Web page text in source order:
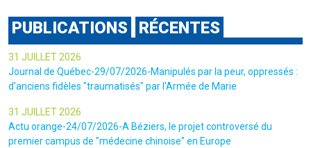
PUBLICATIONS RÉCENTES
31 JUILLET 2026
Journal de Québec-29/07/2026-Manipulés par la peur, oppressés :
d'anciens fidèles "traumatisés" par l'Armée de Marie
31 JUILLET 2026
Actu orange-24/07/2026-A Béziers, le projet controversé du
premier campus de "médecine chinoise" en Europe